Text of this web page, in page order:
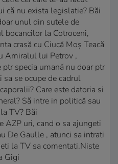
că nu exista legislatie? Băi
unul din sutele de
bocancilor la Cotroceni,
crasă cu Ciucă Moș Teacă
Amiralul lui Petrov ,
specia umană nu doar ptr
sa se ocupe de cadrul
Care este datoria si
Să intre in politică sau
TV? Băi
AZP uri, cand o sa ajungeti
De Gaulle , atunci sa intrati
la TV sa comentati.Niste
Gigi